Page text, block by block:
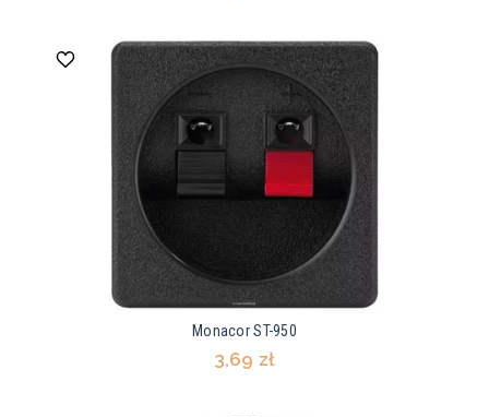
Monacor ST-950
3,69 zł